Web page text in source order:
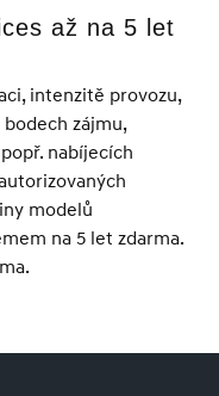
až na 5 let
intenzitě provozu,
zájmu,
nabíjecích
modelů
na 5 let zdarma.